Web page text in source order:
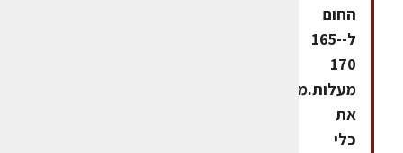
החום
ל-165-
170
מעלות.מוציאים
את
כלי